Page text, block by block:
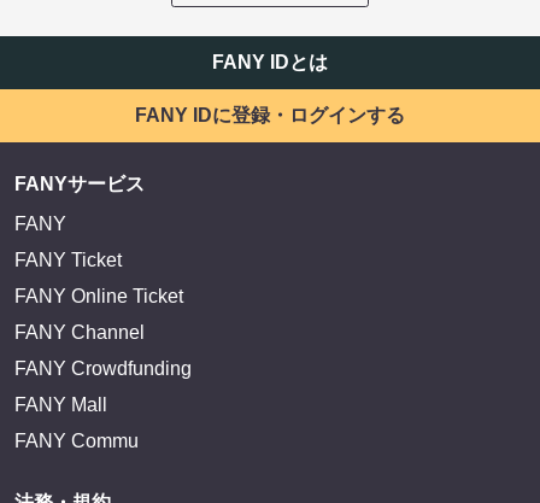
FANY IDとは
FANY IDに登録・ログインする
FANYサービス
FANY
FANY Ticket
FANY Online Ticket
FANY Channel
FANY Crowdfunding
FANY Mall
FANY Commu